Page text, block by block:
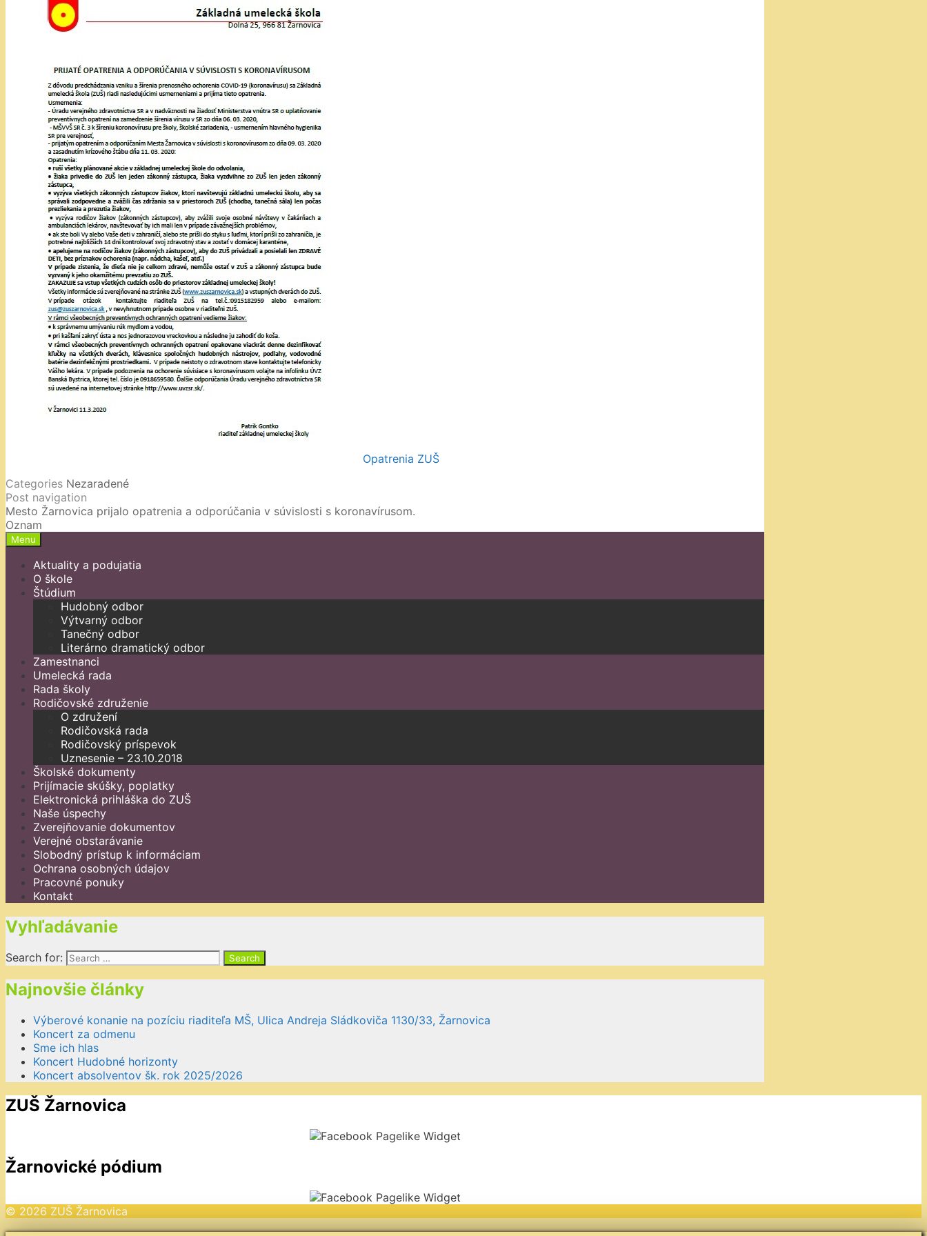
Opatrenia ZUŠ
Categories Nezaradené
Post navigation
Mesto Žarnovica prijalo opatrenia a odporúčania v súvislosti s koronavírusom.
Oznam
Menu
Aktuality a podujatia
O škole
Štúdium
Hudobný odbor
Výtvarný odbor
Tanečný odbor
Literárno dramatický odbor
Zamestnanci
Umelecká rada
Rada školy
Rodičovské združenie
O združení
Rodičovská rada
Rodičovský príspevok
Uznesenie – 23.10.2018
Školské dokumenty
Prijímacie skúšky, poplatky
Elektronická prihláška do ZUŠ
Naše úspechy
Zverejňovanie dokumentov
Verejné obstarávanie
Slobodný prístup k informáciam
Ochrana osobných údajov
Pracovné ponuky
Kontakt
Vyhľadávanie
Search for:
Najnovšie články
Výberové konanie na pozíciu riaditeľa MŠ, Ulica Andreja Sládkoviča 1130/33, Žarnovica
Koncert za odmenu
Sme ich hlas
Koncert Hudobné horizonty
Koncert absolventov šk. rok 2025/2026
ZUŠ Žarnovica
Žarnovické pódium
© 2026 ZUŠ Žarnovica